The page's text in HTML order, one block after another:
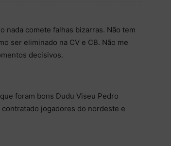
nada comete falhas bizarras. Não tem
ser eliminado na CV e CB. Não me
decisivos.
foram bons Dudu Viseu Pedro
jogadores do nordeste e